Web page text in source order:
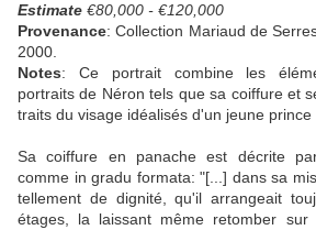
Estimate €80,000 - €120,000
Provenance: Collection Mariaud de
2000.
Notes: Ce portrait combine les
portraits de Néron tels que sa coiffure et
traits du visage idéalisés d'un jeune prince
Sa coiffure en panache est décrite
comme in gradu formata: "[...] dans sa
tellement de dignité, qu'il arrangeait
étages, la laissant même retomber